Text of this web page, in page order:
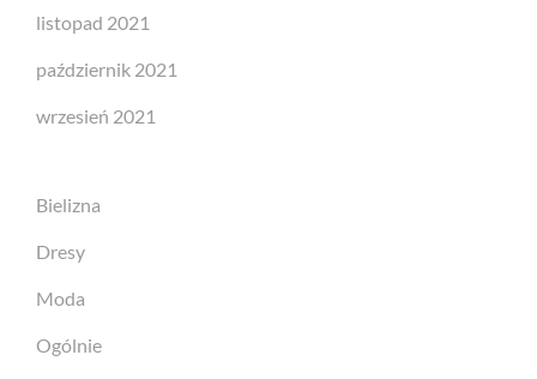
listopad 2021
październik 2021
wrzesień 2021
Bielizna
Dresy
Moda
Ogólnie